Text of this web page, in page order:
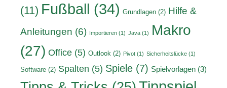
(11) Fußball (34) Grundlagen (2) Hilfe &
Anleitungen (6) Importieren (1) Java (1)
Makro
(27) Office (5) Outlook (2) Pivot (1) Sicherheitslücke (1)
Software (2) Spalten (5) Spiele (7) Spielvorlagen (3)